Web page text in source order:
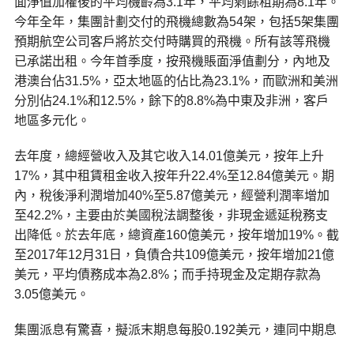
今年全年，集團計劃交付的飛機總數為54架，包括5架集團
預期航空公司客戶將於交付時購買的飛機。所有該等飛機
已承諾出租。今年首季度，按飛機賬面淨值劃分，內地及
港澳台佔31.5%，亞太地區的佔比為23.1%，而歐洲和美洲
分別佔24.1%和12.5%，餘下的8.8%為中東及非洲，客戶
地區多元化。
去年度，總經營收入及其它收入14.01億美元，按年上升
17%，其中租賃租金收入按年升22.4%至12.84億美元。期
內，稅後淨利潤增加40%至5.87億美元，經營利潤率增加
至42.2%，主要由於美國稅法調整後，非現金遞延稅務支
出降低。於去年底，總資產160億美元，按年增加19%。截
至2017年12月31日，負債合共109億美元，按年增加21億
美元，平均債務成本為2.8%；而手持現金及定期存款為
3.05億美元。
集團派息有驚喜，擬派末期息每股0.192美元，連同中期息